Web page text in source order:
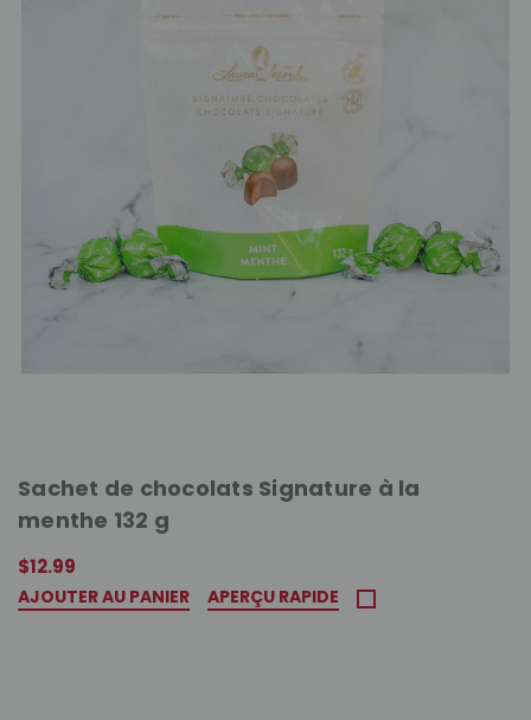
Sachet de chocolats Signature à la
menthe 132 g
$12.99
AJOUTER AU PANIER APERÇU RAPIDE